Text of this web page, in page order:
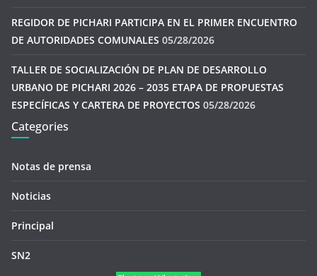
REGIDOR DE PICHARI PARTICIPA EN EL PRIMER ENCUENTRO
DE AUTORIDADES COMUNALES 05/28/2026
TALLER DE SOCIALIZACIÓN DE PLAN DE DESARROLLO
URBANO DE PICHARI 2026 – 2035 ETAPA DE PROPUESTAS
ESPECÍFICAS Y CARTERA DE PROYECTOS 05/28/2026
Categories
Notas de prensa
Noticias
Principal
SN2